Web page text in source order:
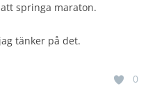
springa maraton.
tänker på det.
0